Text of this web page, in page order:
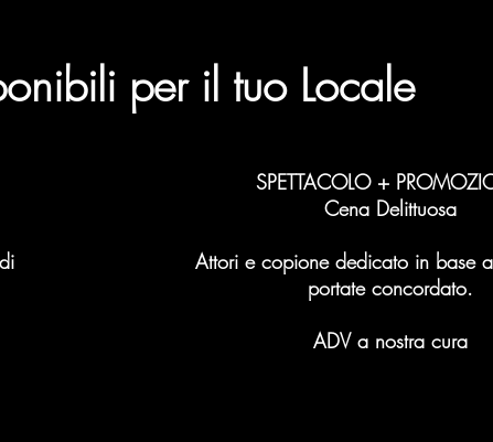
per il tuo Locale
SPETTACOLO +
Cena Delittuosa
Attori e copione dedicato in base
portate concordato.
ADV a nostra cura